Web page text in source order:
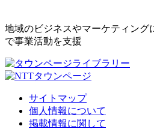
地域のビジネスやマーケティング
で事業活動を支援
サイトマップ
個人情報について
掲載情報に関して